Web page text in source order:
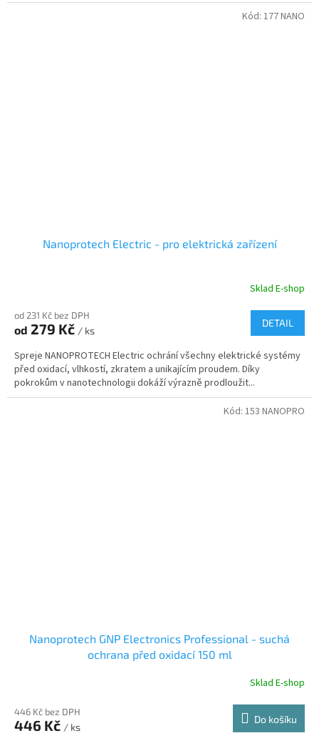
Nanoprotech Electric - pro elektrická zařízení
Sklad E-shop
od 231 Kč bez DPH
od 279 Kč / ks
DETAIL
Spreje NANOPROTECH Electric ochrání všechny elektrické systémy
před oxidací, vlhkostí, zkratem a unikajícím proudem. Díky
pokrokům v nanotechnologii dokáží výrazně prodloužit...
Kód: 177 NANO
Nanoprotech GNP Electronics Professional - suchá
ochrana před oxidací 150 ml
Sklad E-shop
446 Kč bez DPH
446 Kč / ks
Do košíku
Kód: 153 NANOPRO